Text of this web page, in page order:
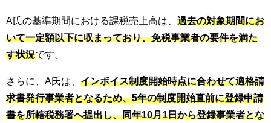
A氏の基準期間における課税売上高は、 過去の対象期間にお
いて一定額以下に収まっており、免税事業者の要件を満た
す状況です。
さらに、A氏は、 インボイス制度開始時点に合わせて適格請
求書発行事業者となるため、5年の制度開始直前に登録申請
書を所轄税務署へ提出し、同年10月1日から登録事業者とな